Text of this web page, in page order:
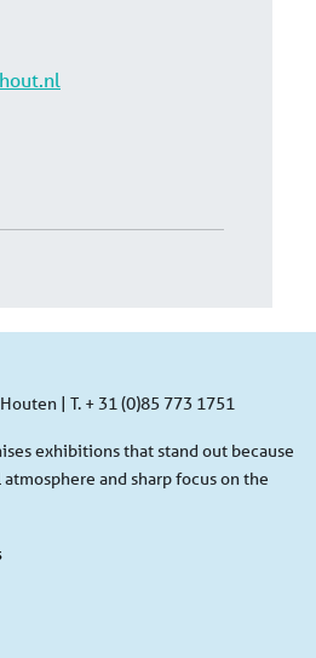
| T. + 31 (0)85 773 1751
exhibitions that stand out because
and sharp focus on the